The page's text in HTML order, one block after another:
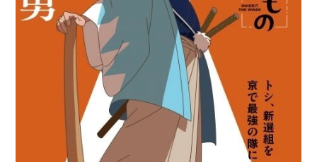
春アニメ 夏アニメ
冬アニメ
男性声優/女性声優一覧
FOLLOW US